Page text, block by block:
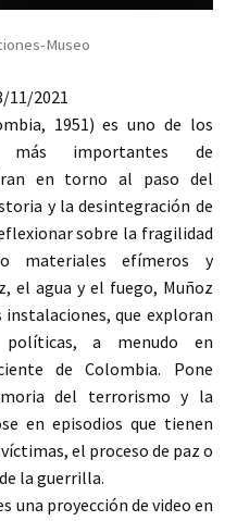
Museo
11/2021
1951) es uno de los
más importantes de
en torno al paso del
y la desintegración de
sobre la fragilidad
materiales efímeros y
el agua y el fuego, Muñoz
que exploran
políticas, a menudo en
de Colombia. Pone
del terrorismo y la
en episodios que tienen
el proceso de paz o
la guerrilla.
una proyección de video en